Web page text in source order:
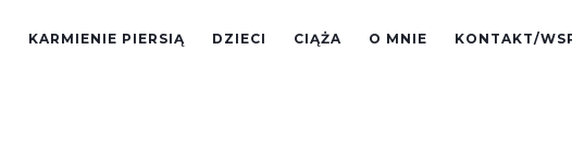
KARMIENIE PIERSIĄ DZIECI CIĄŻA O MNIE KONTAKT/